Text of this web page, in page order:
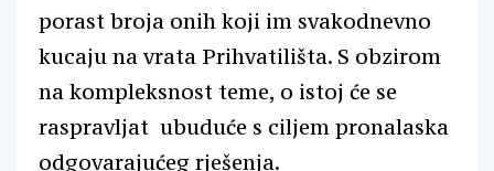
porast broja onih koji im svakodnevno
kucaju na vrata Prihvatilišta. S obzirom
na kompleksnost teme, o istoj će se
raspravljat ubuduće s ciljem pronalaska
odgovarajućeg rješenja.